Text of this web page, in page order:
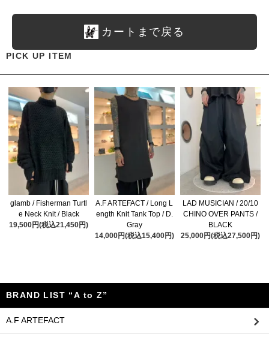
カートまで戻る
PICK UP ITEM
glamb / Fisherman Turtl
e Neck Knit / Black
19,500円(税込21,450円)
A.F ARTEFACT / Long L
ength Knit Tank Top / D.
Gray
14,000円(税込15,400円)
LAD MUSICIAN / 20/10
CHINO OVER PANTS /
BLACK
25,000円(税込27,500円)
BRAND LIST “A to Z”
A.F ARTEFACT